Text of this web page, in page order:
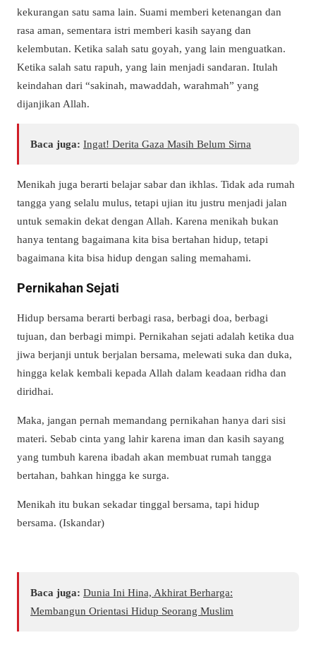
kekurangan satu sama lain. Suami memberi ketenangan dan
rasa aman, sementara istri memberi kasih sayang dan
kelembutan. Ketika salah satu goyah, yang lain menguatkan.
Ketika salah satu rapuh, yang lain menjadi sandaran. Itulah
keindahan dari “sakinah, mawaddah, warahmah” yang
dijanjikan Allah.
Baca juga: Ingat! Derita Gaza Masih Belum Sirna
Menikah juga berarti belajar sabar dan ikhlas. Tidak ada rumah
tangga yang selalu mulus, tetapi ujian itu justru menjadi jalan
untuk semakin dekat dengan Allah. Karena menikah bukan
hanya tentang bagaimana kita bisa bertahan hidup, tetapi
bagaimana kita bisa hidup dengan saling memahami.
Pernikahan Sejati
Hidup bersama berarti berbagi rasa, berbagi doa, berbagi
tujuan, dan berbagi mimpi. Pernikahan sejati adalah ketika dua
jiwa berjanji untuk berjalan bersama, melewati suka dan duka,
hingga kelak kembali kepada Allah dalam keadaan ridha dan
diridhai.
Maka, jangan pernah memandang pernikahan hanya dari sisi
materi. Sebab cinta yang lahir karena iman dan kasih sayang
yang tumbuh karena ibadah akan membuat rumah tangga
bertahan, bahkan hingga ke surga.
Menikah itu bukan sekadar tinggal bersama, tapi hidup
bersama. (Iskandar)
Baca juga: Dunia Ini Hina, Akhirat Berharga:
Membangun Orientasi Hidup Seorang Muslim